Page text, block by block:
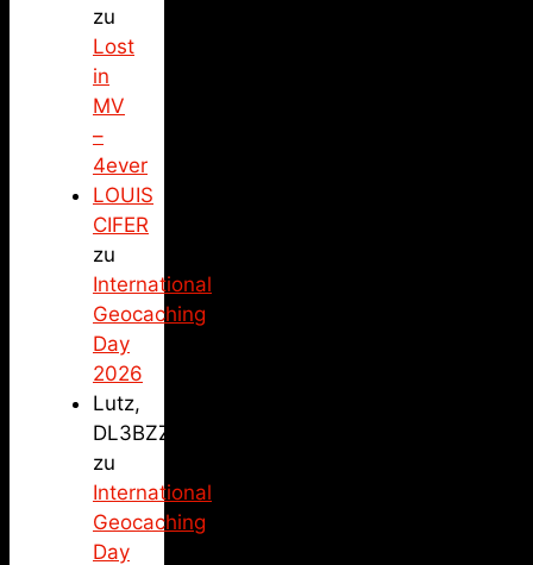
zu
Lost
in
MV
–
4ever
LOUIS
CIFER
zu
International
Geocaching
Day
2026
Lutz,
DL3BZZ
zu
International
Geocaching
Day